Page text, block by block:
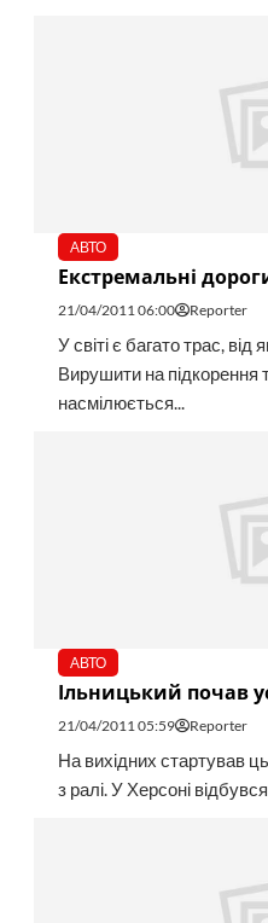
АВТО
Екстремальні
21/04/2011 06:00 Reporter
У світі є багато трас,
Вирушити на підкорення
насмілюється...
АВТО
Ільницький почав
21/04/2011 05:59 Reporter
На вихідних стартував
з ралі. У Херсоні